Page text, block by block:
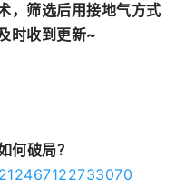
，筛选后用接地气方式
时收到更新~
何破局？